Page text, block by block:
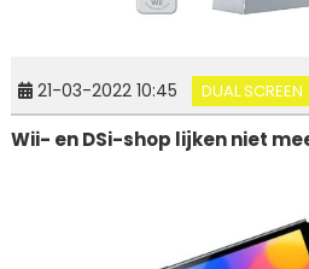
21-03-2022 10:45 DUAL SCREEN
Wii- en DSi-shop lijken niet